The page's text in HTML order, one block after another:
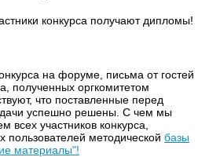
конкурса получают дипломы!
на форуме, письма от гостей
полученных оргкомитетом
что поставленные перед
успешно решены. С чем мы
всех участников конкурса,
пользователей методической базы
материалы"!